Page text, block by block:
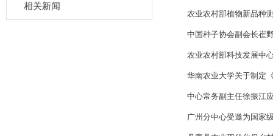
相关新闻
农业农村部植物新品种
中国种子协会副会长崔
农业农村部科技发展中
华南农业大学关于制定
中心常务副主任徐振江
广州分中心受邀为国家